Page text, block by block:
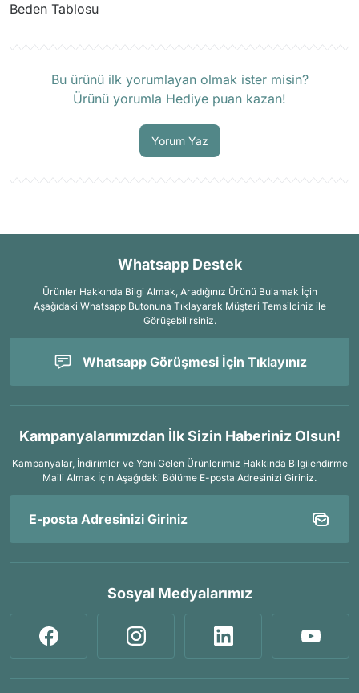
Soru Sor
Beden Tablosu
Bu ürünü ilk yorumlayan olmak ister misin?
Ürünü yorumla Hediye puan kazan!
Yorum Yaz
Whatsapp Destek
Ürünler Hakkında Bilgi Almak, Aradığınız Ürünü Bulamak İçin
Aşağıdaki Whatsapp Butonuna Tıklayarak Müşteri Temsilciniz ile
Görüşebilirsiniz.
Whatsapp Görüşmesi İçin Tıklayınız
Kampanyalarımızdan İlk Sizin Haberiniz Olsun!
Kampanyalar, İndirimler ve Yeni Gelen Ürünlerimiz Hakkında Bilgilendirme
Maili Almak İçin Aşağıdaki Bölüme E-posta Adresinizi Giriniz.
Sosyal Medyalarımız